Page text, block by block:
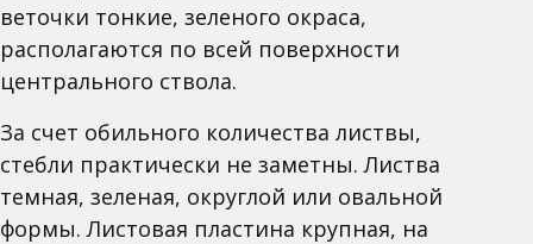
веточки тонкие, зеленого окраса,
располагаются по всей поверхности
центрального ствола.
За счет обильного количества листвы,
стебли практически не заметны. Листва
темная, зеленая, округлой или овальной
формы. Листовая пластина крупная, на